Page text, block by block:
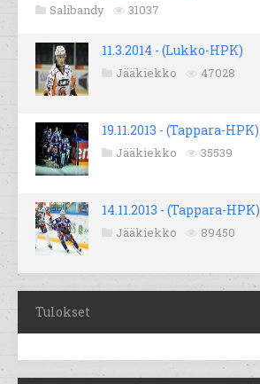
Salibandy 31037
11.3.2014 - (Lukko-HPK)
Jääkiekko 47028
19.11.2013 - (Tappara-HPK)
Jääkiekko 35539
14.11.2013 - (Tappara-HPK)
Jääkiekko 89450
Tulokset